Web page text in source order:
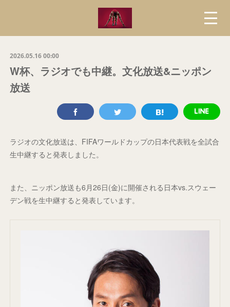
2026.05.16 00:00
W杯、ラジオでも中継。文化放送&ニッポン
放送
ラジオの文化放送は、FIFAワールドカップの日本代表戦を全試合
生中継すると発表しました。
また、ニッポン放送も6月26日(金)に開催される日本vs.スウェー
デン戦を生中継すると発表しています。